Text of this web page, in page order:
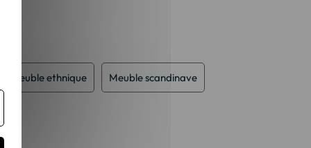
Meuble ethnique Meuble scandinave